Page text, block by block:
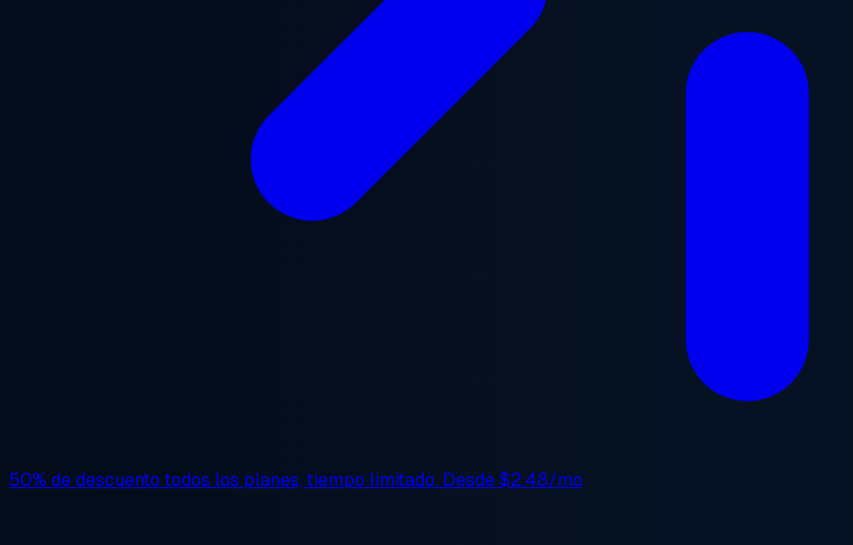
50% de descuento todos los planes, tiempo limitado. Desde$2.48/mo